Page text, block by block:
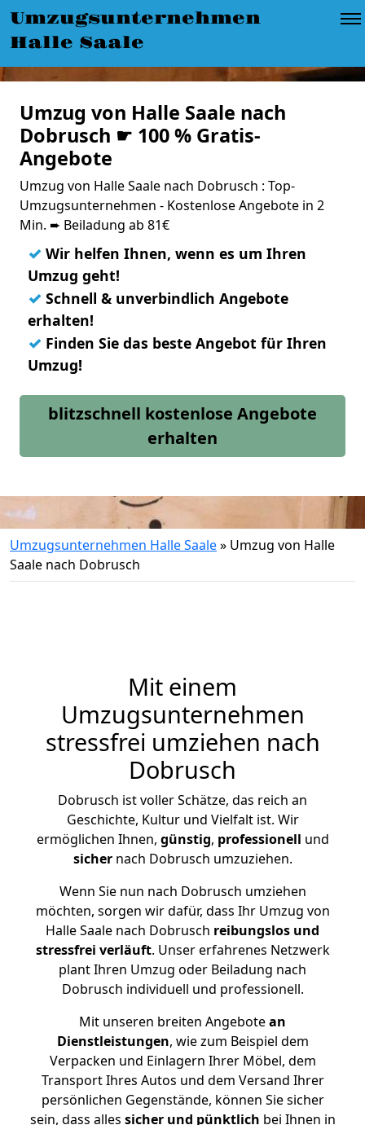
Umzugsunternehmen
Halle Saale
Umzug von Halle Saale nach
Dobrusch ☛ 100 % Gratis-
Angebote
Umzug von Halle Saale nach Dobrusch : Top-
Umzugsunternehmen - Kostenlose Angebote in 2
Min. ➨ Beiladung ab 81€
✓ Wir helfen Ihnen, wenn es um Ihren
Umzug geht!
✓ Schnell & unverbindlich Angebote
erhalten!
✓ Finden Sie das beste Angebot für Ihren
Umzug!
blitzschnell kostenlose Angebote
erhalten
Umzugsunternehmen Halle Saale» Umzug von Halle
Saale nach Dobrusch
Mit einem
Umzugsunternehmen
stressfrei umziehen nach
Dobrusch
Dobrusch ist voller Schätze, das reich an
Geschichte, Kultur und Vielfalt ist. Wir
ermöglichen Ihnen, günstig, professionell und
sichernach Dobrusch umzuziehen.
Wenn Sie nun nach Dobrusch umziehen
möchten, sorgen wir dafür, dass Ihr Umzug von
Halle Saale nach Dobrusch reibungslos und
stressfrei verläuft. Unser erfahrenes Netzwerk
plant Ihren Umzug oder Beiladung nach
Dobrusch individuell und professionell.
Mit unseren breiten Angebotean
Dienstleistungen, wie zum Beispiel dem
Verpacken und Einlagern Ihrer Möbel, dem
Transport Ihres Autos und dem Versand Ihrer
persönlichen Gegenstände, können Sie sicher
sein, dass alles sicher und pünktlich bei Ihnen in